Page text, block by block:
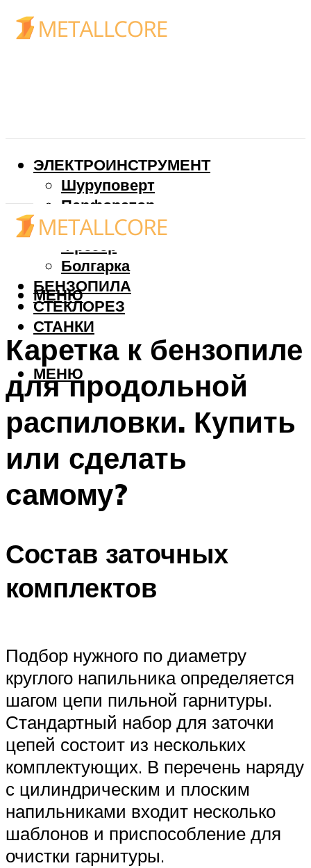
ЭЛЕКТРОИНСТРУМЕНТ
Шуруповерт
Перфоратор
Дрель
Фрезер
Болгарка
БЕНЗОПИЛА
СТЕКЛОРЕЗ
СТАНКИ
МЕНЮ
МЕНЮ
Каретка к бензопиле
для продольной
распиловки. Купить
или сделать
самому?
Состав заточных
комплектов
Подбор нужного по диаметру
круглого напильника определяется
шагом цепи пильной гарнитуры.
Стандартный набор для заточки
цепей состоит из нескольких
комплектующих. В перечень наряду
с цилиндрическим и плоским
напильниками входит несколько
шаблонов и приспособление для
очистки гарнитуры.